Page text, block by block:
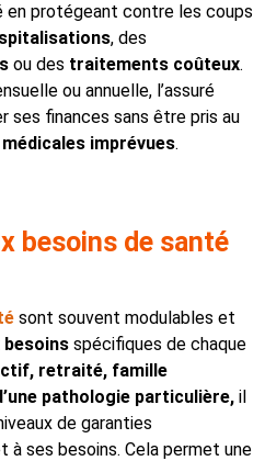
en protégeant contre les coups
, des
ou des traitements coûteux.
ou annuelle, l’assuré
ses finances sans être pris au
médicales imprévues.
besoins de santé
sont souvent modulables et
besoins spécifiques de chaque
retraité, famille
pathologie particulière, il
de garanties
à ses besoins. Cela permet une